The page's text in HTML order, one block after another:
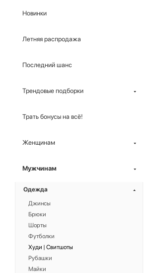
Новинки
Летняя распродажа
Последний шанс
Трендовые подборки
Трать бонусы на всё!
Женщинам
Мужчинам
Одежда
Джинсы
Брюки
Шорты
Футболки
Худи | Свитшоты
Рубашки
Майки